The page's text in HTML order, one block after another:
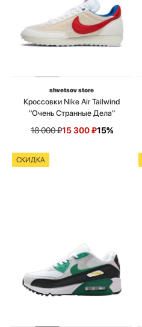
shvetsov store
Кроссовки Nike Air Tailwind
"Очень Странные Дела"
18 000₽15 300₽15%
СКИДКА